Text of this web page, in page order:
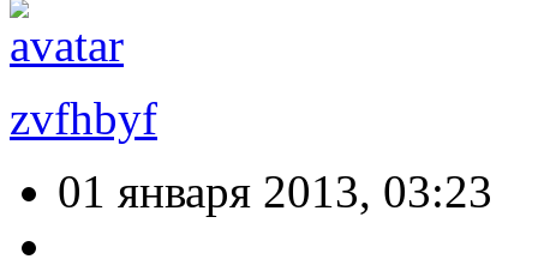
zvfhbyf
01 января 2013, 03:23